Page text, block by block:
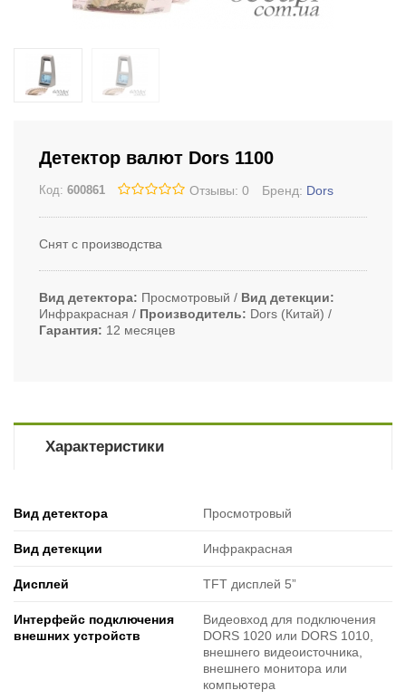
Детектор валют Dors 1100
Код: 600861 Отзывы: 0 Бренд: Dors
Снят с производства
Вид детектора Просмотровый
Вид детекции
Инфракрасная
Производитель
Dors (Китай)
Гарантия
12 месяцев
Характеристики
Вид детектора Просмотровый
Вид детекции Инфракрасная
Дисплей TFT дисплей 5”
Интерфейс подключения
внешних устройств
Видеовход для подключения
DORS 1020 или DORS 1010,
внешнего видеоисточника,
внешнего монитора или
компьютера